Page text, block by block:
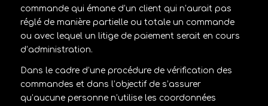
commande qui émane d’un client qui n’aurait pas
réglé de manière partielle ou totale un commande
ou avec lequel un litige de paiement serait en cours
d’administration.
Dans le cadre d’une procédure de vérification des
commandes et dans l’objectif de s’assurer
qu’aucune personne n’utilise les coordonnées